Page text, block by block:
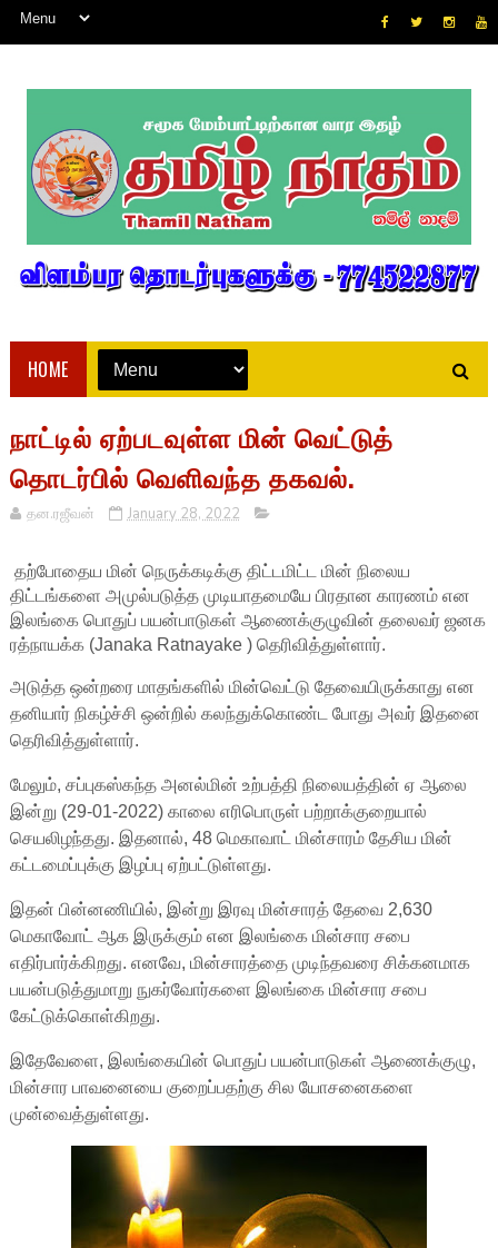
HOME
நாட்டில் ஏற்படவுள்ள மின் வெட்டுத்
தொடர்பில் வெளிவந்த தகவல்.
தன.ரஜீவன் January 28, 2022
தற்போதைய மின் நெருக்கடிக்கு திட்டமிட்ட மின் நிலைய
திட்டங்களை அமுல்படுத்த முடியாதமையே பிரதான காரணம் என
இலங்கை பொதுப் பயன்பாடுகள் ஆணைக்குழுவின் தலைவர் ஜனக
ரத்நாயக்க (Janaka Ratnayake ) தெரிவித்துள்ளார்.
அடுத்த ஒன்றரை மாதங்களில் மின்வெட்டு தேவையிருக்காது என
தனியார் நிகழ்ச்சி ஒன்றில் கலந்துக்கொண்ட போது அவர் இதனை
தெரிவித்துள்ளார்.
மேலும், சப்புகஸ்கந்த அனல்மின் உற்பத்தி நிலையத்தின் ஏ ஆலை
இன்று (29-01-2022) காலை எரிபொருள் பற்றாக்குறையால்
செயலிழந்தது. இதனால், 48 மெகாவாட் மின்சாரம் தேசிய மின்
கட்டமைப்புக்கு இழப்பு ஏற்பட்டுள்ளது.
இதன் பின்னணியில், இன்று இரவு மின்சாரத் தேவை 2,630
மெகாவோட் ஆக இருக்கும் என இலங்கை மின்சார சபை
எதிர்பார்க்கிறது. எனவே, மின்சாரத்தை முடிந்தவரை சிக்கனமாக
பயன்படுத்துமாறு நுகர்வோர்களை இலங்கை மின்சார சபை
கேட்டுக்கொள்கிறது.
இதேவேளை, இலங்கையின் பொதுப் பயன்பாடுகள் ஆணைக்குழு,
மின்சார பாவனையை குறைப்பதற்கு சில யோசனைகளை
முன்வைத்துள்ளது.